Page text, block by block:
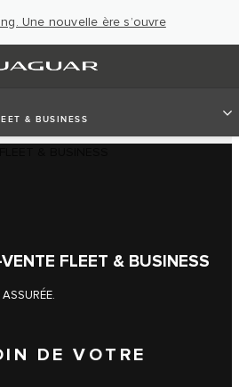
Une nouvelle ère s’ouvre
& BUSINESS
FLEET & BUSINESS
DE VOTRE